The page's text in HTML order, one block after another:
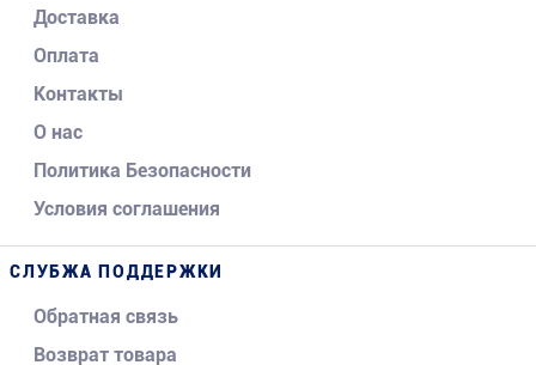
Доставка
Оплата
Контакты
О нас
Политика Безопасности
Условия соглашения
СЛУБЖА ПОДДЕРЖКИ
Обратная связь
Возврат товара